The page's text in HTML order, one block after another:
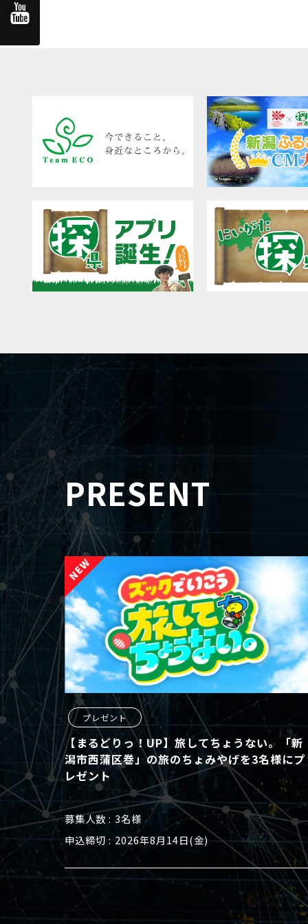
PRESENT
プレゼント
【まるどりっ！UP】旅してちょうない。「新
潟市西蒲区巻」の旅のちょみやげを3名様にプ
レゼント
募集人数
3名様
申込締切
2026年8月14日(金)